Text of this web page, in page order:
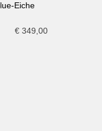
Eiche
€ 349,00